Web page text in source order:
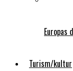
Turism/kultur